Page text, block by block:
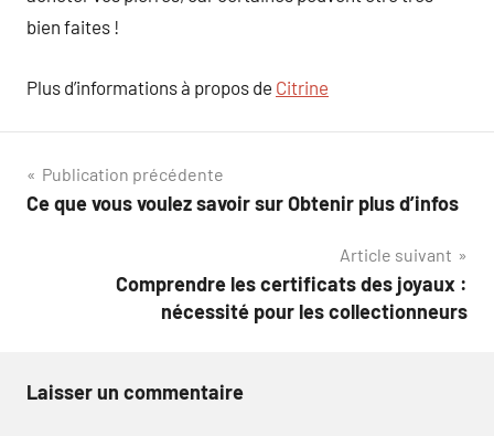
bien faites !
Plus d’informations à propos de Citrine
Navigation
de
Publication précédente
Ce que vous voulez savoir sur Obtenir plus d’infos
Article suivant
Comprendre les certificats des joyaux :
nécessité pour les collectionneurs
Laisser un commentaire